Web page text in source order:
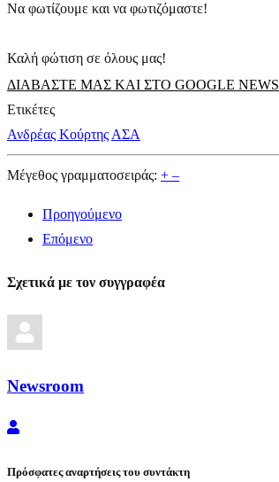
Να φωτίζουμε και να φωτιζόμαστε!
Καλή φώτιση σε όλους μας!
ΔΙΑΒΑΣΤΕ ΜΑΣ ΚΑΙ ΣΤΟ GOOGLE NEWS
Ετικέτες
Ανδρέας Κούρτης ΑΣΑ
Μέγεθος γραμματοσειράς: + –
Προηγούμενο
Επόμενο
Σχετικά με τον συγγραφέα
Newsroom
Newsroom
Πρόσφατες αναρτήσεις του συντάκτη